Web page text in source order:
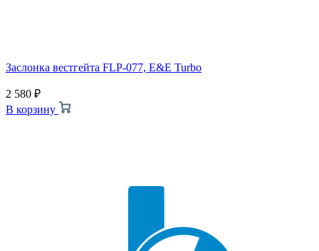
Заслонка вестгейта FLP-077, E&E Turbo
2 580 ₽
В корзину